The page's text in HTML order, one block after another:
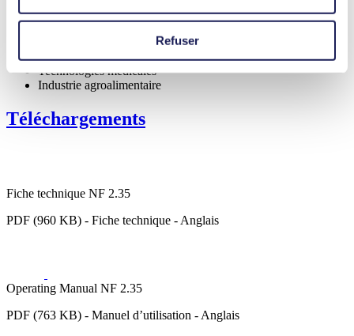
Refuser
Impression à jet d’encre
Technologies médicales
Industrie agroalimentaire
Téléchargements
Fiche technique NF 2.35
PDF (960 KB) - Fiche technique - Anglais
Operating Manual NF 2.35
PDF (763 KB) - Manuel d’utilisation - Anglais